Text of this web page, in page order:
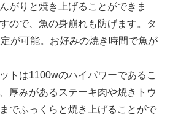
がりと焼き上げることができま
ので、魚の身崩れも防げます。タ
が可能。お好みの焼き時間で魚が
トは1100wのハイパワーであるこ
厚みがあるステーキ肉や焼きトウ
でふっくらと焼き上げることがで